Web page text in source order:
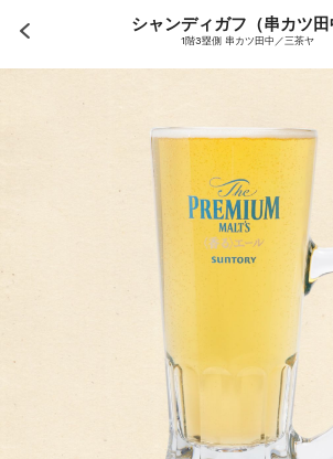
シャンディガフ（串カツ田
1階3塁側 串カツ田中／三茶ヤ